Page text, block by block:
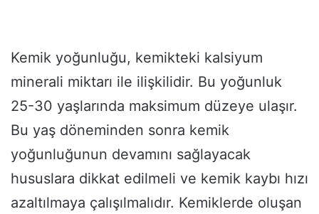
Kemik yoğunluğu, kemikteki kalsiyum
minerali miktarı ile ilişkilidir. Bu yoğunluk
25-30 yaşlarında maksimum düzeye ulaşır.
Bu yaş döneminden sonra kemik
yoğunluğunun devamını sağlayacak
hususlara dikkat edilmeli ve kemik kaybı hızı
azaltılmaya çalışılmalıdır. Kemiklerde oluşan